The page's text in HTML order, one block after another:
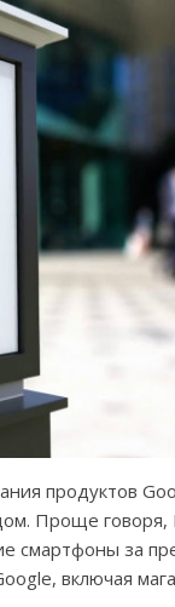
продуктов
Проще говоря,
смартфоны за
включая